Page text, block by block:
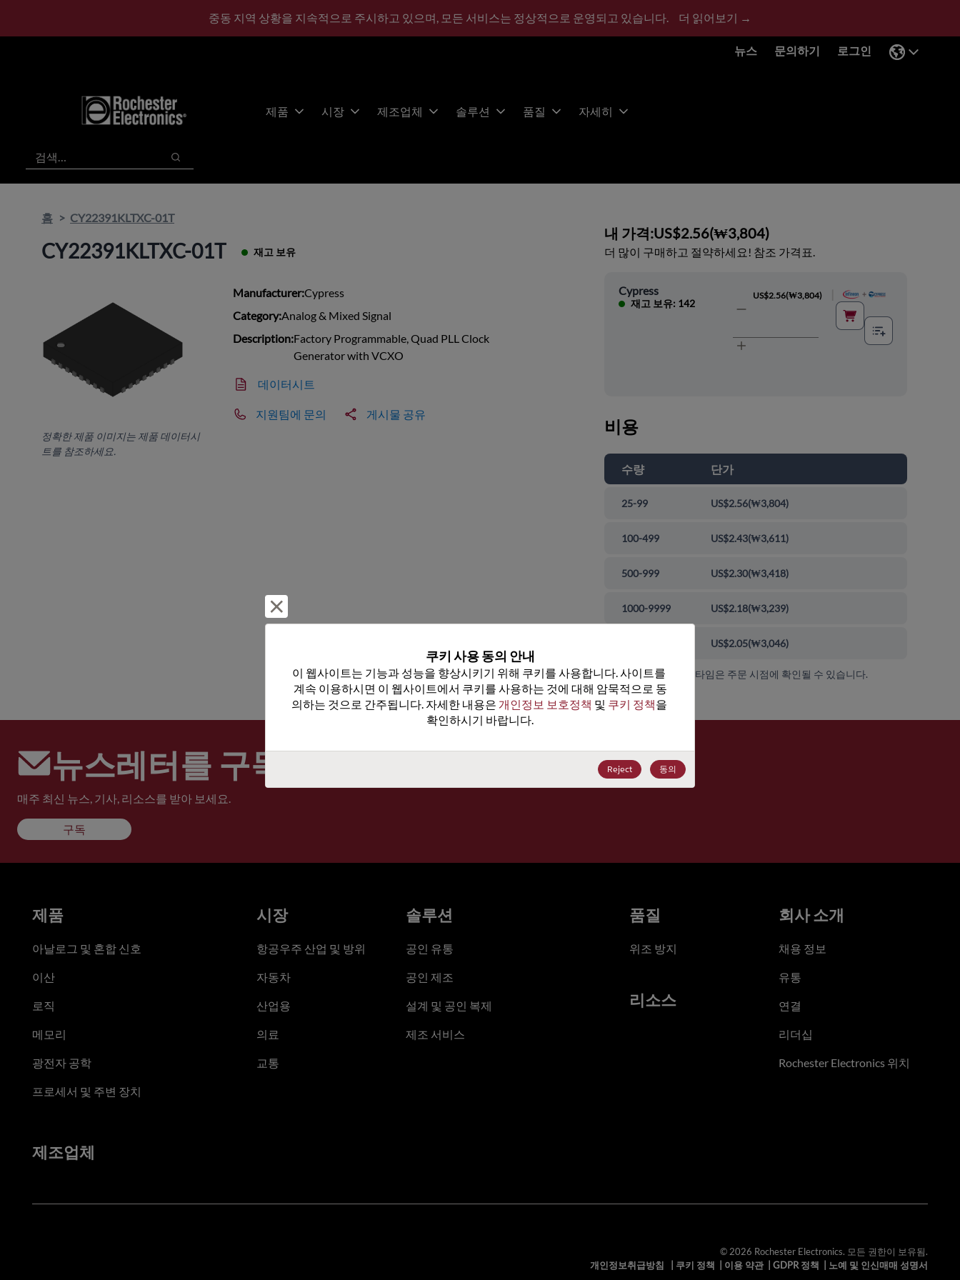
중동 지역 상황을 지속적으로 주시하고 있으며, 모든 서비스는 정상적으로 운영되고 있습니다. 더 읽어보기 →
뉴스 문의하기 로그인
제품 시장 제조업체 솔루션 품질 자세히
검색
검색
홈 CY22391KLTXC-01T
CY22391KLTXC-01T 재고 보유
정확한 제품 이미지는 제품 데이터시
트를 참조하세요.
Manufacturer:Cypress
Category:Analog & Mixed Signal
Description:Factory Programmable, Quad PLL Clock
Generator with VCXO
데이터시트
지원팀에 문의 게시물 공유
내 가격:US$2.56(₩3,804)
더 많이 구매하고 절약하세요! 참조 가격표.
Cypress
재고 보유: 142
US$2.56(₩3,804)
비용
수량 단가
25-99 US$2.56(₩3,804)
100-499 US$2.43(₩3,611)
500-999 US$2.30(₩3,418)
1000-9999 US$2.18(₩3,239)
US$2.05(₩3,046)
가격, 가용성 및 리드 타임은 주문 시점에 확인될 수 있습니다.
뉴스레터를 구독하세요
매주 최신 뉴스, 기사, 리소스를 받아 보세요.
구독
쿠키 사용 동의 안내
이 웹사이트는 기능과 성능을 향상시키기 위해 쿠키를 사용합니다. 사이트를
계속 이용하시면 이 웹사이트에서 쿠키를 사용하는 것에 대해 암묵적으로 동
의하는 것으로 간주됩니다. 자세한 내용은 개인정보 보호정책 및 쿠키 정책을
확인하시기 바랍니다.
Reject 동의
제품
아날로그 및 혼합 신호
이산
로직
메모리
광전자 공학
프로세서 및 주변 장치
시장
항공우주 산업 및 방위
자동차
산업용
의료
교통
솔루션
공인 유통
공인 제조
설계 및 공인 복제
제조 서비스
품질
위조 방지
리소스
회사 소개
채용 정보
유통
연결
리더십
Rochester Electronics 위치
제조업체
© 2026 Rochester Electronics. 모든 권한이 보유됨.
개인정보취급방침
쿠키 정책 이용 약관| GDPR 정책 노예 및 인신매매 성명서